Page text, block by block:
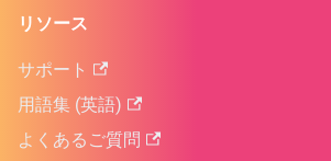
リソース
サポート
用語集 (英語)
よくあるご質問